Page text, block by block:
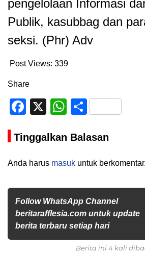
pengelolaan Informasi
Publik, kasubbag dan
seksi. (Phr) Adv
Post Views: 339
Share
Facebook
X WhatsApp
Share
Tinggalkan Balasan
Anda harus masuk untuk berkomentar.
Follow WhatsApp Channel
beritarafflesia.com untuk update
berita terbaru setiap hari
Berita ini 4 kali